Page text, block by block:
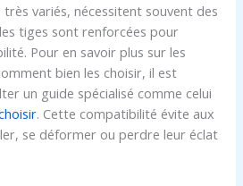
très variés, nécessitent souvent des
tiges sont renforcées pour
Pour en savoir plus sur les
bien les choisir, il est
un guide spécialisé comme celui
. Cette compatibilité évite aux
se déformer ou perdre leur éclat